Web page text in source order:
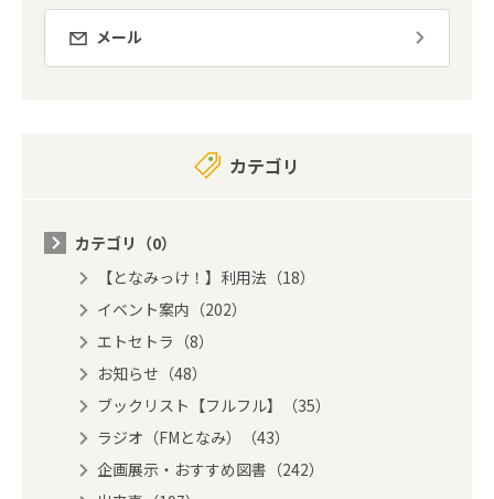
メール
カテゴリ
カテゴリ（0）
【となみっけ！】利用法（18）
イベント案内（202）
エトセトラ（8）
お知らせ（48）
ブックリスト【フルフル】（35）
ラジオ（FMとなみ）（43）
企画展示・おすすめ図書（242）